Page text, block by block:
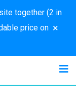
together (2 in
price on ×